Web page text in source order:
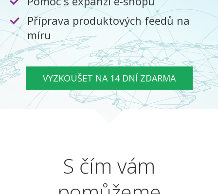
Příprava produktových feedů na
míru
VYZKOUŠET NA 14 DNÍ ZDARMA
S čím vám